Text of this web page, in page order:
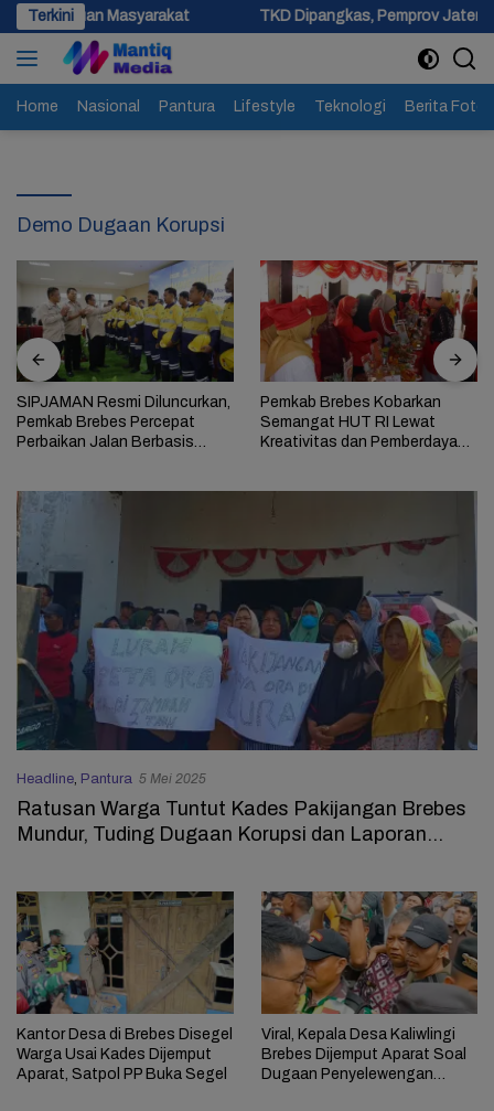
Langsung
ke
konten
Terkini
Masyarakat TKD Dipangkas, Pemprov Jateng Pastikan
Home Nasional Pantura Lifestyle Teknologi Berita Foto
Demo Dugaan Korupsi
SIPJAMAN Resmi Diluncurkan,
Pemkab Brebes Percepat
Perbaikan Jalan Berbasis
Pemkab Brebes Kobarkan
Semangat HUT RI Lewat
Kreativitas dan Pemberdayaan
Headline, Pantura 5 Mei 2025
Ratusan Warga Tuntut Kades Pakijangan Brebes
Mundur, Tuding Dugaan Korupsi dan Laporan
Kantor Desa di Brebes Disegel
Warga Usai Kades Dijemput
Aparat, Satpol PP Buka Segel
Viral, Kepala Desa Kaliwlingi
Brebes Dijemput Aparat Soal
Dugaan Penyelewengan